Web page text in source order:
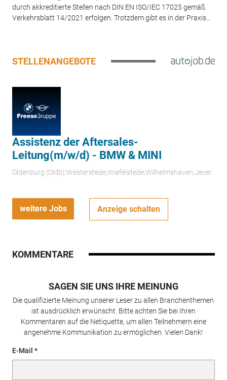
durch akkreditierte Stellen nach DIN EN ISO/IEC 17025 gemäß
Verkehrsblatt 14/2021 erfolgen. Trotzdem gibt es in der Praxis...
STELLENANGEBOTE
Assistenz der Aftersales-
Leitung(m/w/d) - BMW & MINI
Oldenburg (Oldb);Westerstede;Wiefelstede;Wilhelmshaven;Jever
weitere Jobs Anzeige schalten
KOMMENTARE
SAGEN SIE UNS IHRE MEINUNG
Die qualifizierte Meinung unserer Leser zu allen Branchenthemen
ist ausdrücklich erwünscht. Bitte achten Sie bei Ihren
Kommentaren auf die Netiquette, um allen Teilnehmern eine
angenehme Kommunikation zu ermöglichen. Vielen Dank!
E-Mail